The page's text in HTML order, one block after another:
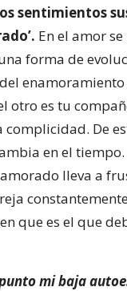
sentimientos
En el amor
forma de
otro es tu
De
en el
lleva a
que es el que
mi baja